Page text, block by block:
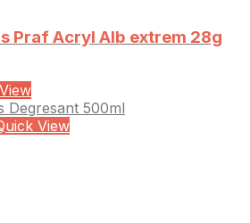
Praf Acryl Alb extrem 28g
View